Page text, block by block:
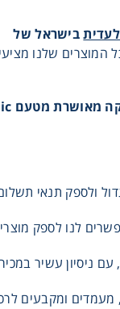
בישראל של
שלנו
מאושרת מטעם
ולספק תנאי תשלום
מעמדים ומקבעים